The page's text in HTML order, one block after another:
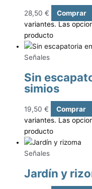
28,50 € Comprar
variantes. Las
producto
Señales
Sin
simios
19,50 € Comprar
variantes. Las
producto
Señales
Jardín y